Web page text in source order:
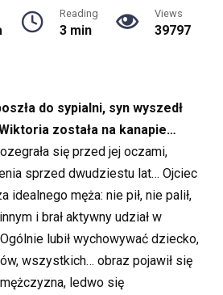
Reading
3 min
Views
39797
do sypialni, syn wyszedł
została na kanapie…
się przed jej oczami,
sprzed dwudziestu lat… Ojciec
idealnego męża: nie pił, nie palił,
i brał aktywny udział w
lubił wychowywać dziecko,
wszystkich… obraz pojawił się
ledwo się